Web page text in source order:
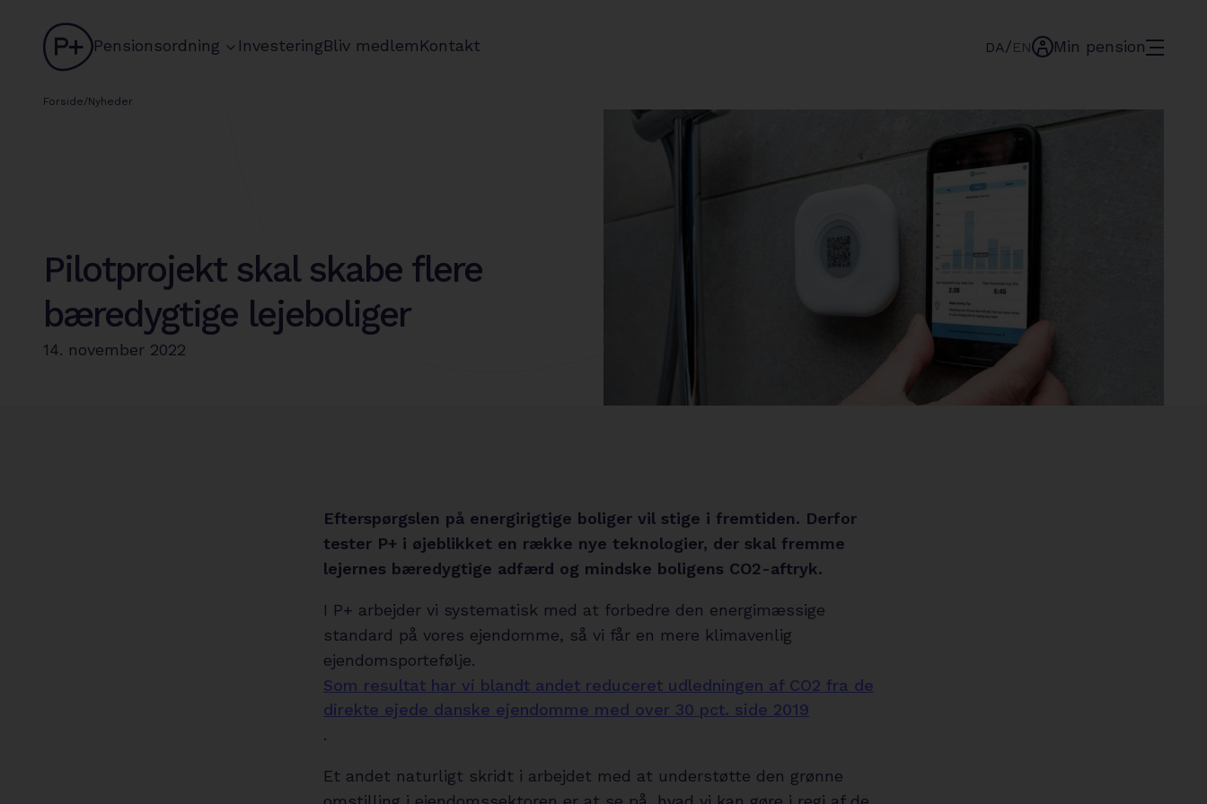
logo
Pensionsordning chevron
InvesteringBliv medlemKontakt DA/ENmin-Min pensionmenu
Forside/Nyheder
Pilotprojekt skal skabe flere
bæredygtige lejeboliger
14. november 2022
Efterspørgslen på energirigtige boliger vil stige i fremtiden. Derfor
tester P+ i øjeblikket en række nye teknologier, der skal fremme
lejernes bæredygtige adfærd og mindske boligens CO2-aftryk.
I P+ arbejder vi systematisk med at forbedre den energimæssige
standard på vores ejendomme, så vi får en mere klimavenlig
ejendomsportefølje.
Som resultat har vi blandt andet reduceret udledningen af CO2 fra de
direkte ejede danske ejendomme med over 30 pct. side 2019
.
Et andet naturligt skridt i arbejdet med at understøtte den grønne